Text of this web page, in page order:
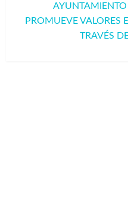
PROMUEVE VALORES
TRAVÉS